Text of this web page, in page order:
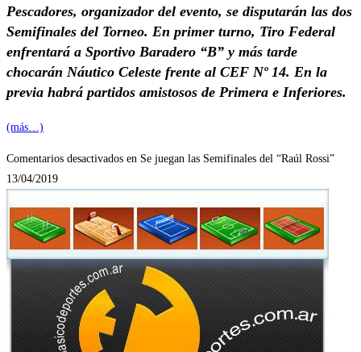
Pescadores, organizador del evento, se disputarán las dos
Semifinales del Torneo. En primer turno, Tiro Federal
enfrentará a Sportivo Baradero “B” y más tarde
chocarán Náutico Celeste frente al CEF Nº 14. En la
previa habrá partidos amistosos de Primera e Inferiores.
(más…)
Comentarios desactivados en Se juegan las Semifinales del “Raúl Rossi”
13/04/2019